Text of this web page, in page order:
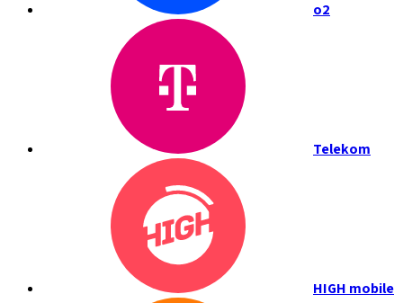
o2
Telekom
HIGH mobile